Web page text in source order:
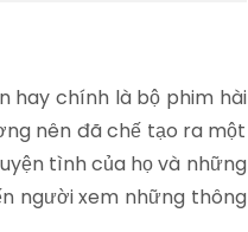
hay chính là bộ phim hài
nên đã chế tạo ra một
tình của họ và những
người xem những thông